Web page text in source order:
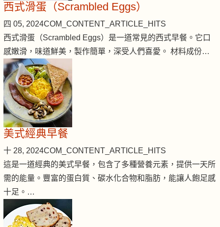
西式滑蛋（Scrambled Eggs）
四 05, 2024COM_CONTENT_ARTICLE_HITS
西式滑蛋（Scrambled Eggs）是一道常見的西式早餐。它口
感嫩滑，味道鮮美，製作簡單，深受人們喜愛。 材料成份…
美式經典早餐
十 28, 2024COM_CONTENT_ARTICLE_HITS
這是一道經典的美式早餐，包含了多種營養元素，提供一天所
需的能量。豐富的蛋白質、碳水化合物和脂肪，能讓人飽足感
十足。…